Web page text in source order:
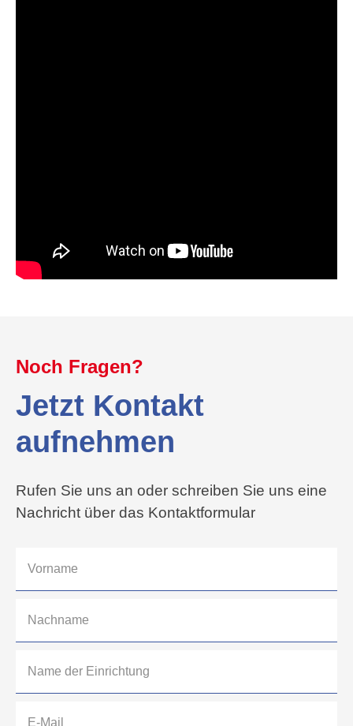
Noch Fragen?
Jetzt Kontakt
aufnehmen
Rufen Sie uns an oder schreiben Sie uns eine
Nachricht über das Kontaktformular